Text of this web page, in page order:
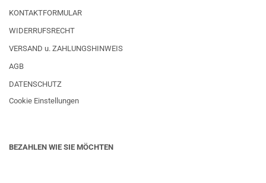
KONTAKTFORMULAR
WIDERRUFSRECHT
VERSAND u. ZAHLUNGSHINWEIS
AGB
DATENSCHUTZ
Cookie Einstellungen
BEZAHLEN WIE SIE MÖCHTEN